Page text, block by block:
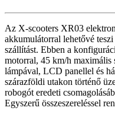
Az X-scooters XR03
akkumulátorral lehetővé
szállítást. Ebben a
motorral, 45 km/h maximális
lámpával, LCD panellel és
szárazföldi utakon történő
robogót eredeti
Egyszerű összeszereléssel